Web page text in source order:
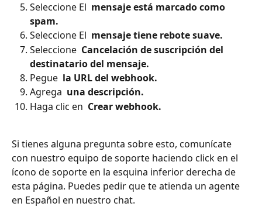
Seleccione El mensaje está marcado como
spam.
Seleccione El mensaje tiene rebote suave.
Seleccione Cancelación de suscripción del
destinatario del mensaje.
Pegue la URL del webhook.
Agrega una descripción.
Haga clic en Crear webhook.
Si tienes alguna pregunta sobre esto, comunícate
con nuestro equipo de soporte haciendo click en el
ícono de soporte en la esquina inferior derecha de
esta página. Puedes pedir que te atienda un agente
en Español en nuestro chat.